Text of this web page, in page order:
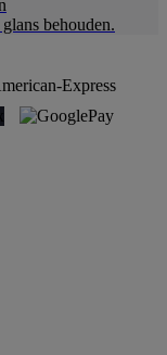
behouden.